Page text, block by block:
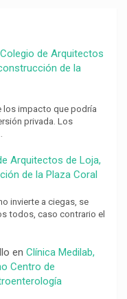
Colegio de Arquitectos
de la
los impacto que podría
privada. Los
Arquitectos de Loja,
de la Plaza Coral
invierte a ciegas, se
todos, caso contrario el
en Clínica Medilab,
Centro de